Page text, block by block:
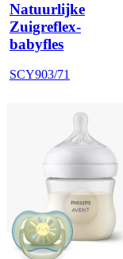
Natuurlijke
Zuigreflex-
babyfles
SCY903/71